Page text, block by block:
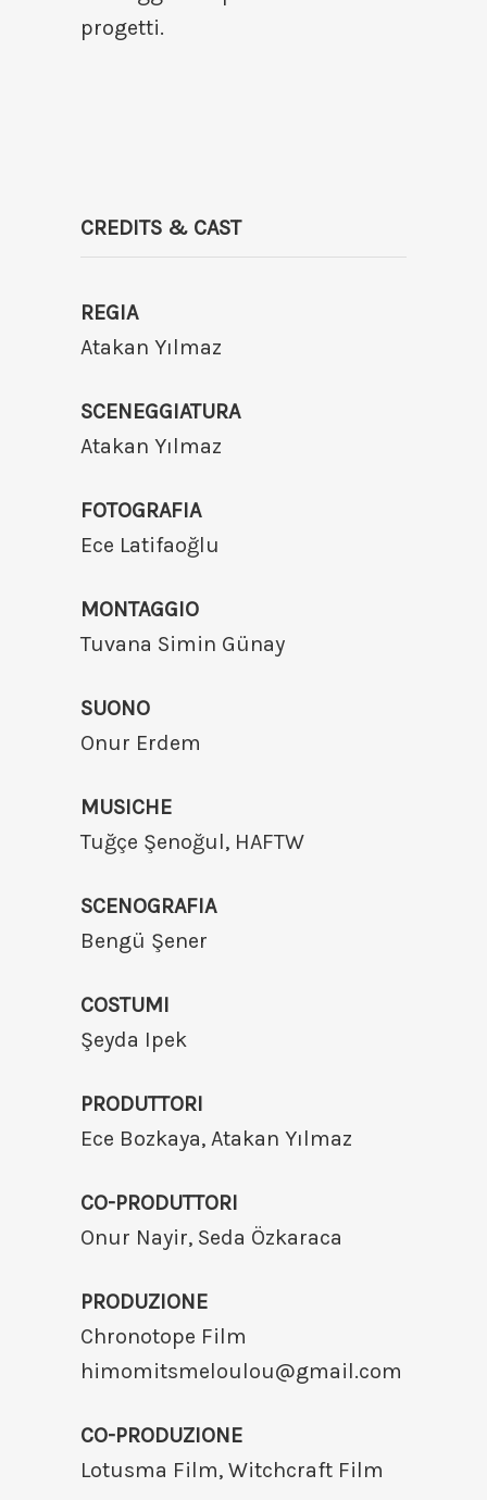
progetti.
CREDITS & CAST
REGIA
Atakan Yılmaz
SCENEGGIATURA
Atakan Yılmaz
FOTOGRAFIA
Ece Latifaoğlu
MONTAGGIO
Tuvana Simin Günay
SUONO
Onur Erdem
MUSICHE
Tuğçe Şenoğul, HAFTW
SCENOGRAFIA
Bengü Şener
COSTUMI
Şeyda Ipek
PRODUTTORI
Ece Bozkaya, Atakan Yılmaz
CO-PRODUTTORI
Onur Nayir, Seda Özkaraca
PRODUZIONE
Chronotope Film
himomitsmeloulou@gmail.com
CO-PRODUZIONE
Lotusma Film, Witchcraft Film